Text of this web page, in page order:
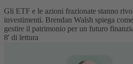
Gli ETF e le azioni frazionate stanno
investimenti. Brendan Walsh spiega
gestire il patrimonio per un futuro
8' di lettura